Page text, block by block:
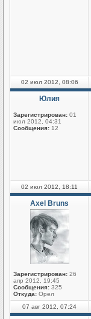
02 июл 2012, 08:06
Юлия
Зарегистрирован: 01
июл 2012, 04:31
Сообщения: 12
02 июл 2012, 18:11
Axel Bruns
Зарегистрирован: 26
апр 2012, 19:45
Сообщения: 325
Откуда: Орел
07 авг 2012, 07:24